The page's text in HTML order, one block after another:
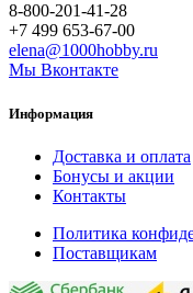
8-800-201-41-28
+7 499 653-67-00
elena@1000hobby.ru
Мы Вконтакте
Информация
Доставка и оплата
Бонусы и акции
Контакты
Политика
Поставщикам